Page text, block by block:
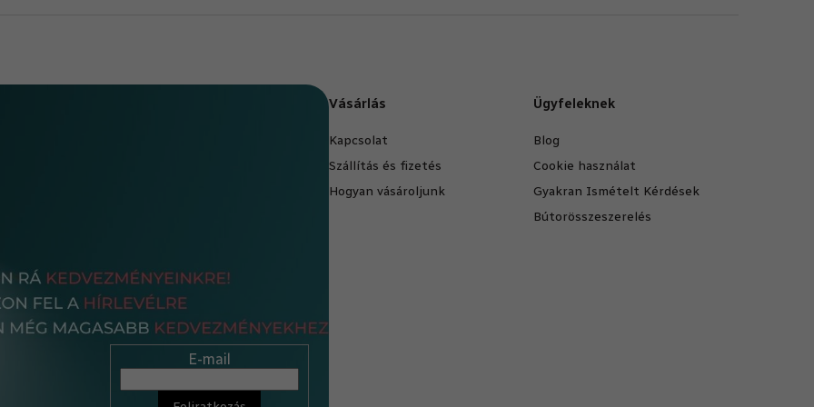
E-mail
Vásárlás
Kapcsolat
Szállítás és fizetés
Hogyan vásároljunk
Ügyfeleknek
Blog
Cookie használat
Gyakran Ismételt Kérdések
Bútorösszeszerelés